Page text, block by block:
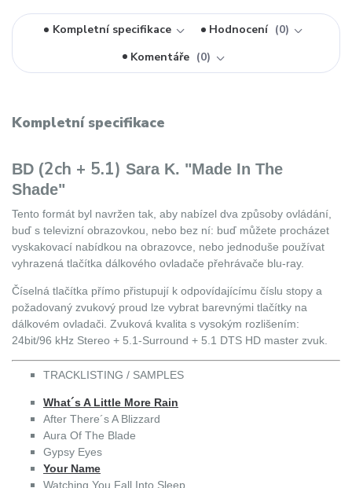
Kompletní specifikace Hodnocení
0
Komentáře
0
Kompletní specifikace
BD (2ch + 5.1) Sara K. "Made In The
Shade"
Tento formát byl navržen tak, aby nabízel dva způsoby ovládání,
buď s televizní obrazovkou, nebo bez ní: buď můžete procházet
vyskakovací nabídkou na obrazovce, nebo jednoduše používat
vyhrazená tlačítka dálkového ovladače přehrávače blu-ray.
Číselná tlačítka přímo přistupují k odpovídajícímu číslu stopy a
požadovaný zvukový proud lze vybrat barevnými tlačítky na
dálkovém ovladači. Zvuková kvalita s vysokým rozlišením:
24bit/96 kHz Stereo + 5.1-Surround + 5.1 DTS HD master zvuk.
TRACKLISTING / SAMPLES
What´s A Little More Rain
After There´s A Blizzard
Aura Of The Blade
Gypsy Eyes
Your Name
Watching You Fall Into Sleep